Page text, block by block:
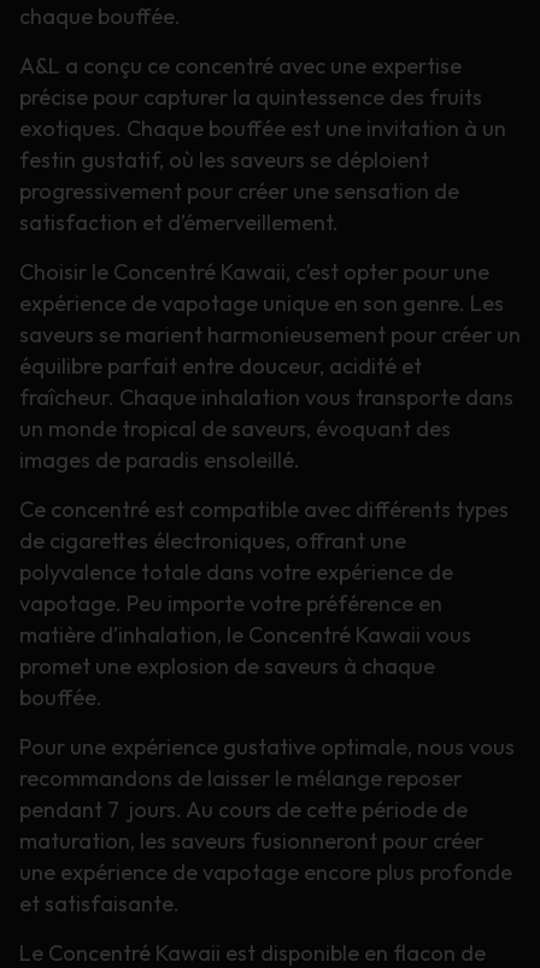
chaque bouffée.
A&L a conçu ce concentré avec une expertise
précise pour capturer la quintessence des fruits
exotiques. Chaque bouffée est une invitation à un
festin gustatif, où les saveurs se déploient
progressivement pour créer une sensation de
satisfaction et d’émerveillement.
Choisir le Concentré Kawaii, c’est opter pour une
expérience de vapotage unique en son genre. Les
saveurs se marient harmonieusement pour créer un
équilibre parfait entre douceur, acidité et
fraîcheur. Chaque inhalation vous transporte dans
un monde tropical de saveurs, évoquant des
images de paradis ensoleillé.
Ce concentré est compatible avec différents types
de cigarettes électroniques, offrant une
polyvalence totale dans votre expérience de
vapotage. Peu importe votre préférence en
matière d’inhalation, le Concentré Kawaii vous
promet une explosion de saveurs à chaque
bouffée.
Pour une expérience gustative optimale, nous vous
recommandons de laisser le mélange reposer
pendant 7 jours. Au cours de cette période de
maturation, les saveurs fusionneront pour créer
une expérience de vapotage encore plus profonde
et satisfaisante.
Le Concentré Kawaii est disponible en flacon de